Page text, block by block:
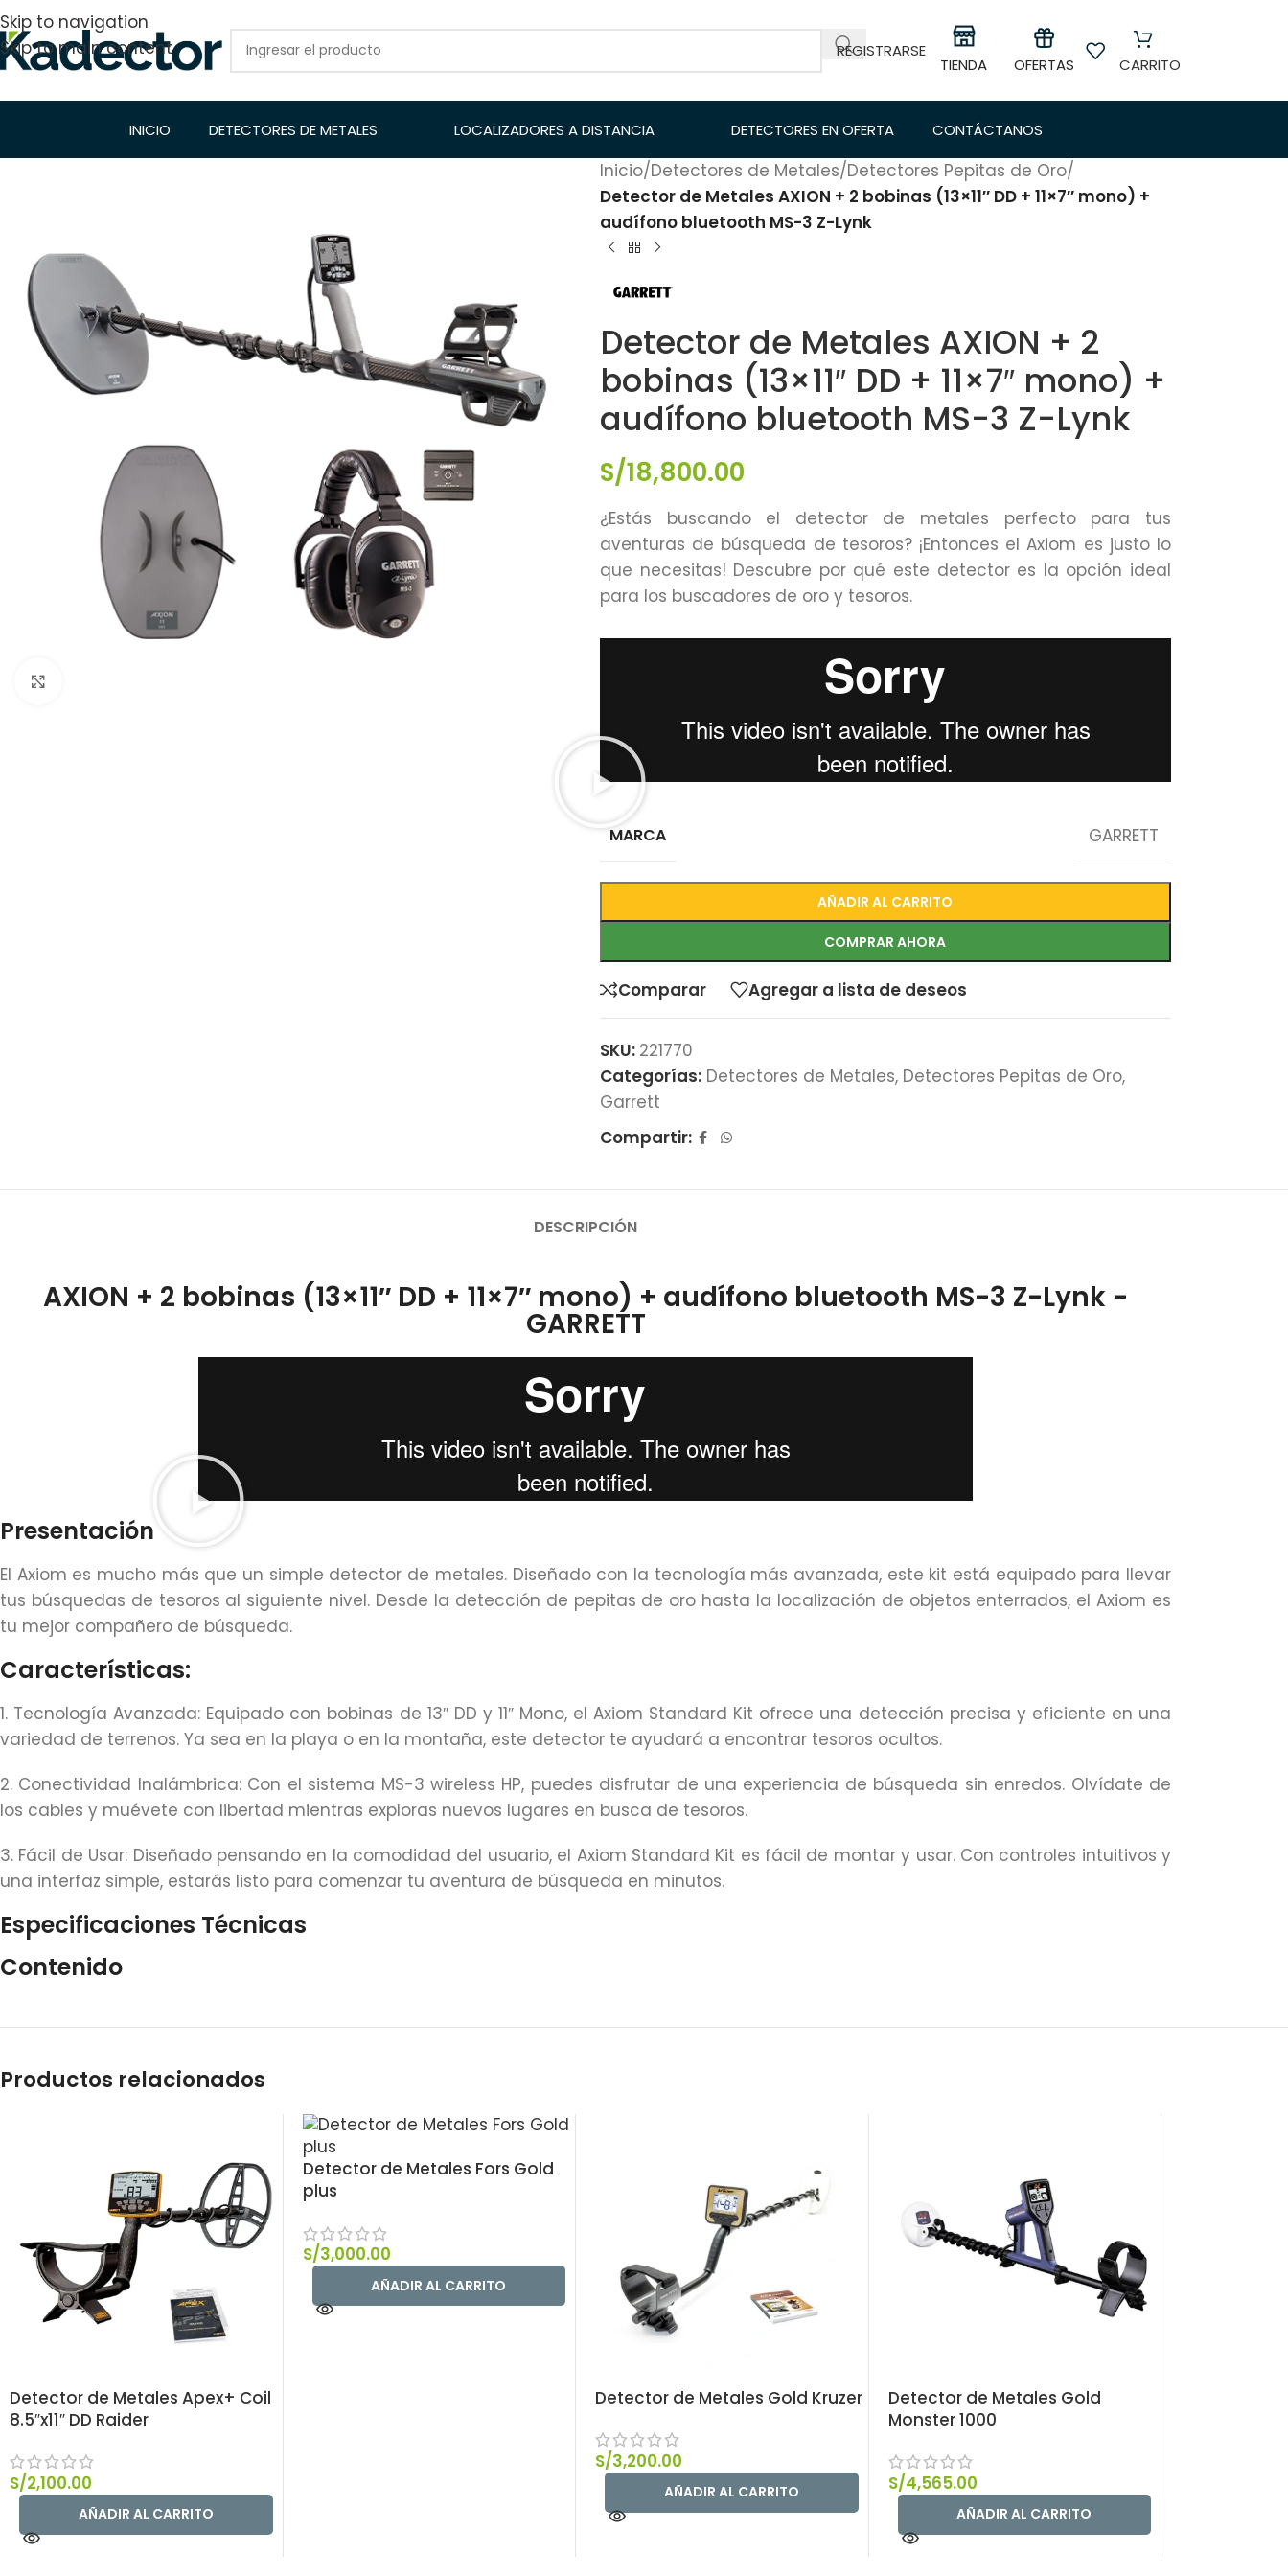
Skip to navigation
Skip to main content
REGISTRARSE
TIENDA OFERTAS CARRITO
INICIO DETECTORES DE METALES LOCALIZADORES A DISTANCIA DETECTORES EN OFERTA CONTÁCTANOS
Inicio/Detectores de Metales/Detectores Pepitas de Oro/
Detector de Metales AXION + 2 bobinas (13×11″ DD + 11×7″ mono) +
audífono bluetooth MS-3 Z-Lynk
Detector de Metales AXION + 2
bobinas (13×11″ DD + 11×7″ mono) +
audífono bluetooth MS-3 Z-Lynk
S/18,800.00
¿Estás buscando el detector de metales perfecto para tus
aventuras de búsqueda de tesoros? ¡Entonces el Axiom es justo lo
que necesitas! Descubre por qué este detector es la opción ideal
para los buscadores de oro y tesoros.
MARCA GARRETT
AÑADIR AL CARRITO
COMPRAR AHORA
Comparar Agregar a lista de deseos
SKU: 221770
Categorías: Detectores de Metales, Detectores Pepitas de Oro,
Garrett
Compartir:
DESCRIPCIÓN
AXION + 2 bobinas (13×11″ DD + 11×7″ mono) + audífono bluetooth MS-3 Z-Lynk -
GARRETT
Presentación
El Axiom es mucho más que un simple detector de metales. Diseñado con la tecnología más avanzada, este kit está equipado para llevar
tus búsquedas de tesoros al siguiente nivel. Desde la detección de pepitas de oro hasta la localización de objetos enterrados, el Axiom es
tu mejor compañero de búsqueda.
Características:
1. Tecnología Avanzada: Equipado con bobinas de 13″ DD y 11″ Mono, el Axiom Standard Kit ofrece una detección precisa y eficiente en una
variedad de terrenos. Ya sea en la playa o en la montaña, este detector te ayudará a encontrar tesoros ocultos.
2. Conectividad Inalámbrica: Con el sistema MS-3 wireless HP, puedes disfrutar de una experiencia de búsqueda sin enredos. Olvídate de
los cables y muévete con libertad mientras exploras nuevos lugares en busca de tesoros.
3. Fácil de Usar: Diseñado pensando en la comodidad del usuario, el Axiom Standard Kit es fácil de montar y usar. Con controles intuitivos y
una interfaz simple, estarás listo para comenzar tu aventura de búsqueda en minutos.
Especificaciones Técnicas
Contenido
Productos relacionados
Detector de Metales Apex+ Coil
8.5″x11″ DD Raider
S/2,100.00
AÑADIR AL CARRITO
Detector de Metales Fors Gold
plus
S/3,000.00
AÑADIR AL CARRITO
Detector de Metales Gold Kruzer
S/3,200.00
AÑADIR AL CARRITO
Detector de Metales Gold
Monster 1000
S/4,565.00
AÑADIR AL CARRITO